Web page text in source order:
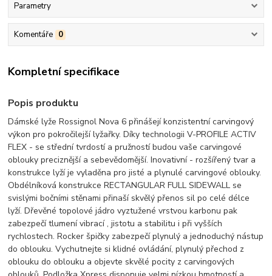
Parametry
Komentáře 0
Kompletní specifikace
Popis produktu
Dámské lyže Rossignol Nova 6 přinášejí konzistentní carvingový
výkon pro pokročilejší lyžařky. Díky technologii V-PROFILE ACTIV
FLEX - se střední tvrdostí a pružností budou vaše carvingové
oblouky preciznější a sebevědomější. Inovativní - rozšířený tvar a
konstrukce lyží je vyladěna pro jisté a plynulé carvingové oblouky.
Obdélníková konstrukce RECTANGULAR FULL SIDEWALL se
svislými bočními stěnami přinaší skvělý přenos sil po celé délce
lyží. Dřevěné topolové jádro vyztužené vrstvou karbonu pak
zabezpečí tlumení vibrací , jistotu a stabilitu i při vyšších
rychlostech. Rocker špičky zabezpečí plynulý a jednoduchý nástup
do oblouku. Vychutnejte si klidné ovládání, plynulý přechod z
oblouku do oblouku a objevte skvělé pocity z carvingových